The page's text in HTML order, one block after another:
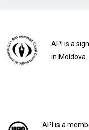
API is a
in Moldova.
API is a